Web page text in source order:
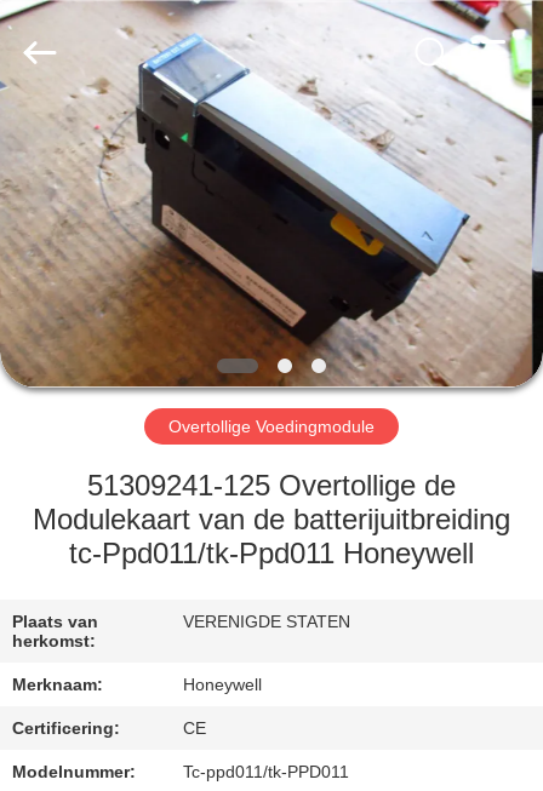
HUIS
PRODUCTEN
ONGEVEER
ONS
FABRIEKSREIS
KWALITEITSCONTROLE
CONTACTEER
CITAAT
Viyork
Technology
LTD.
Rights
Reserved.
Overtollige Voedingmodule
51309241-125 Overtollige de
Modulekaart van de batterijuitbreiding
tc-Ppd011/tk-Ppd011 Honeywell
Plaats van
herkomst:
VERENIGDE STATEN
Merknaam: Honeywell
Certificering: CE
Modelnummer: Tc-ppd011/tk-PPD011